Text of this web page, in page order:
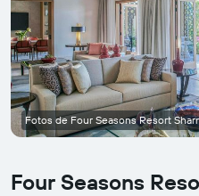
Four Seasons
Fotos de Four Seasons Resort